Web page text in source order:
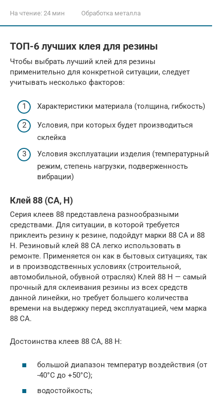
На чтение: 24 мин Обработка металла
ТОП-6 лучших клея для резины
Чтобы выбрать лучший клей для резины
применительно для конкретной ситуации, следует
учитывать несколько факторов:
Характеристики материала (толщина, гибкость)
Условия, при которых будет производиться
склейка
Условия эксплуатации изделия (температурный
режим, степень нагрузки, подверженность
вибрации)
Клей 88 (СА, Н)
Серия клеев 88 представлена разнообразными
средствами. Для ситуации, в которой требуется
приклеить резину к резине, подойдут марки 88 СА и 88
Н. Резиновый клей 88 СА легко использовать в
ремонте. Применяется он как в бытовых ситуациях, так
и в производственных условиях (строительной,
автомобильной, обувной отраслях) Клей 88 Н — самый
прочный для склеивания резины из всех средств
данной линейки, но требует большего количества
времени на выдержку перед эксплуатацией, чем марка
88 СА.
Достоинства клеев 88 СА, 88 Н:
большой диапазон температур воздействия (от
-40°C до +50°C);
водостойкость;